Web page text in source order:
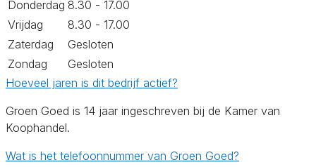
Donderdag 8.30 - 17.00
Vrijdag
8.30 - 17.00
Zaterdag
Gesloten
Zondag
Gesloten
Hoeveel jaren is dit bedrijf actief?
Groen Goed is 14 jaar ingeschreven bij de Kamer van
Koophandel.
Wat is het telefoonnummer van Groen Goed?